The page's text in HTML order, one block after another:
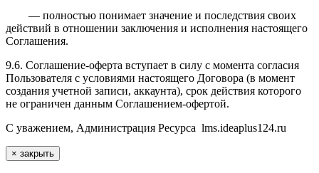
— полностью понимает значение и последствия своих
действий в отношении заключения и исполнения настоящего
Соглашения.
9.6. Соглашение-оферта вступает в силу с момента согласия
Пользователя с условиями настоящего Договора (в момент
создания учетной записи, аккаунта), срок действия которого
не ограничен данным Соглашением-офертой.
С уважением, Администрация Ресурса lms.ideaplus124.ru
× закрыть